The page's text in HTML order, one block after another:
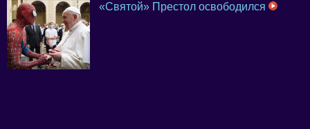
«Святой» Престол освободился